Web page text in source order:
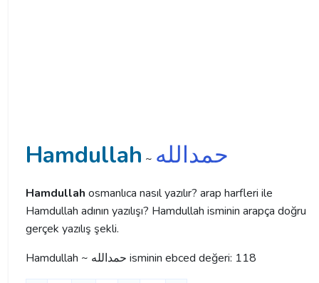
Hamdullah ~ حمدالله
Hamdullah osmanlıca nasıl yazılır? arap harfleri ile
Hamdullah adının yazılışı? Hamdullah isminin arapça doğru
gerçek yazılış şekli.
Hamdullah ~ حمدالله isminin ebced değeri: 118